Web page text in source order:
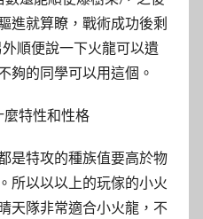
進就算瞭，戰術成功後剩
順便說一下火龍可以遺
夠的同學可以用這個。
是特攻的種族值要高於物
所以以以上的玩傢的小火
天隊非常適合小火龍，不